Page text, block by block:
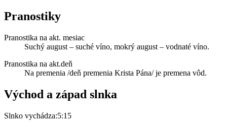
Pranostiky
Pranostika na akt. mesiac
Suchý august – suché víno, mokrý august – vodnaté víno.
Pranostika na akt.deň
Na premenia /deň premenia Krista Pána/ je premena vôd.
Východ a západ slnka
Slnko vychádza:5:15